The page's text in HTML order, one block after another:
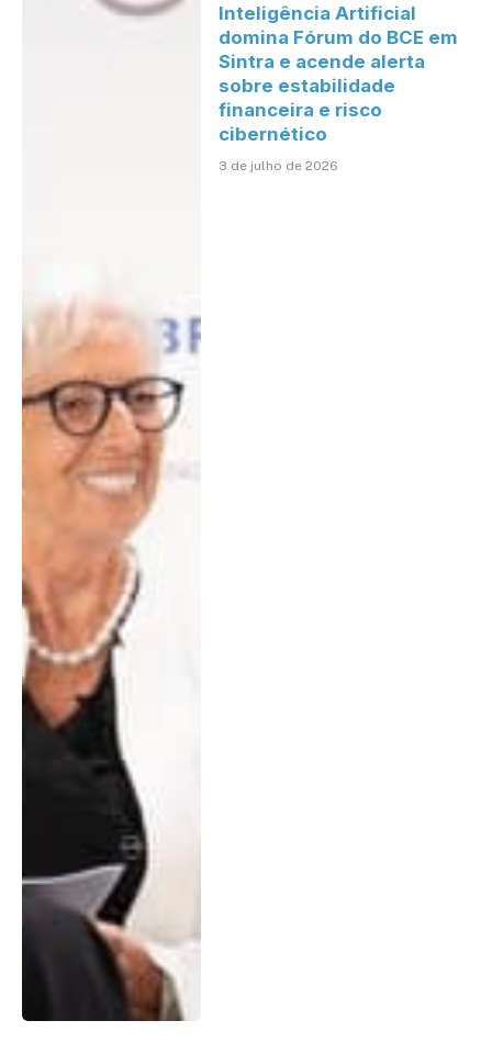
Inteligência Artificial
domina Fórum do BCE em
Sintra e acende alerta
sobre estabilidade
financeira e risco
cibernético
3 de julho de 2026